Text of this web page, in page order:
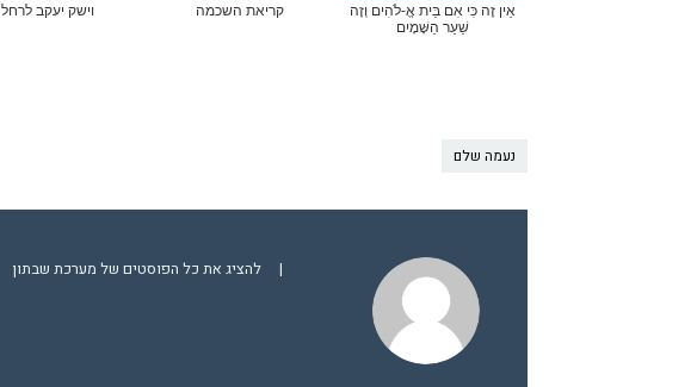
אֵין זֶה כִּי אִם בֵּית אֱ-לֹהִים וְזֶה
שַׁעַר הַשָּׁמָיִם
קריאת השכמה וישק יעקב לרחל
נעמה שלם
| להציג את כל הפוסטים של מערכת שבתון